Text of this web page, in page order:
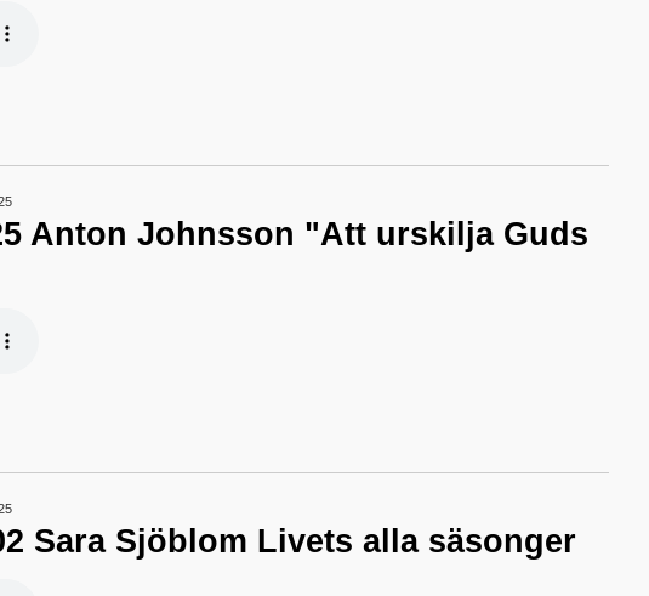
Anton Johnsson "Att urskilja Guds
Sara Sjöblom Livets alla säsonger